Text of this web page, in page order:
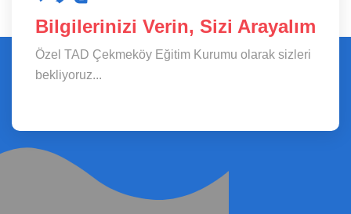
Bilgilerinizi Verin, Sizi Arayalım
Özel TAD Çekmeköy Eğitim Kurumu olarak sizleri
bekliyoruz...